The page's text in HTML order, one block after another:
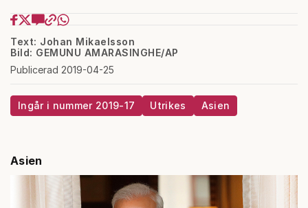
Text: Johan Mikaelsson
Bild: GEMUNU AMARASINGHE/AP
Publicerad 2019-04-25
Ingår i nummer 2019-17 Utrikes Asien
Asien